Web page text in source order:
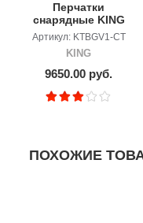
Перчатки
снарядные KING
c закрытым
пальцем
Артикул: KTBGV1-CT
KING
9650.00 руб.
ПОХОЖИЕ